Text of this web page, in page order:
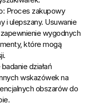
Proces zakupowy
i ulepszany. Usuwanie
wygodnych
które mogą
działań
wskazówek na
obszarów do